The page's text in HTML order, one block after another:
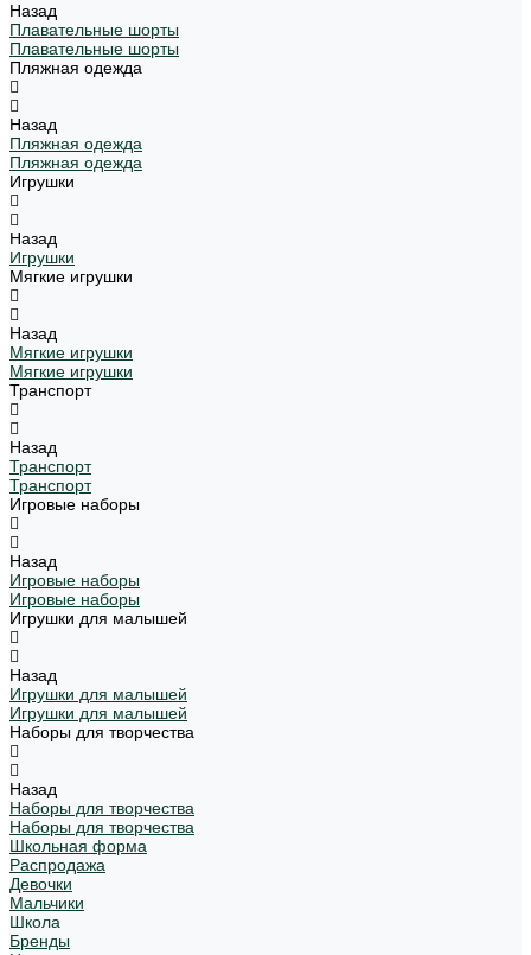
Назад
Плавательные шорты
Плавательные шорты
Пляжная одежда
Назад
Пляжная одежда
Пляжная одежда
Игрушки
Назад
Игрушки
Мягкие игрушки
Назад
Мягкие игрушки
Мягкие игрушки
Транспорт
Назад
Транспорт
Транспорт
Игровые наборы
Назад
Игровые наборы
Игровые наборы
Игрушки для малышей
Назад
Игрушки для малышей
Игрушки для малышей
Наборы для творчества
Назад
Наборы для творчества
Наборы для творчества
Школьная форма
Распродажа
Девочки
Мальчики
Школа
Бренды